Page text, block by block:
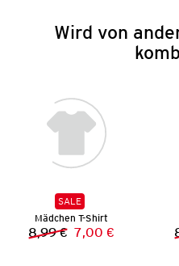
Wird von
SALE
Mädchen T-Shirt
Vorheriger Preis:
8,99 € Neuer Preis:
7,00 €